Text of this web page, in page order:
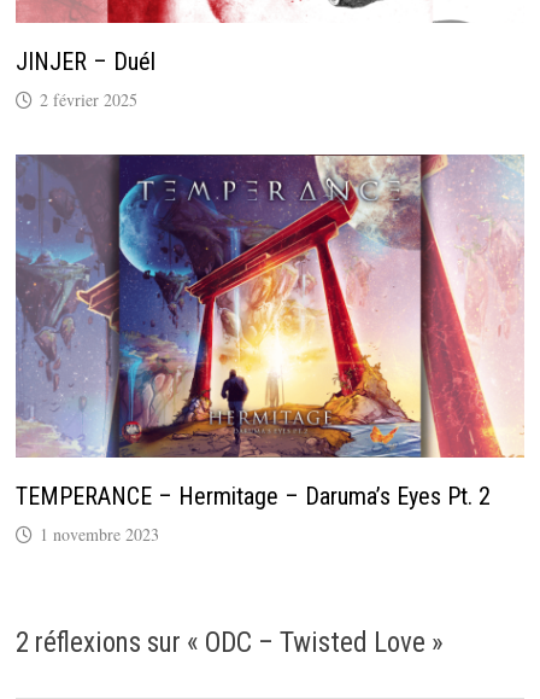
JINJER – Duél
2 février 2025
TEMPERANCE – Hermitage – Daruma’s Eyes Pt. 2
1 novembre 2023
2 réflexions sur « ODC – Twisted Love »